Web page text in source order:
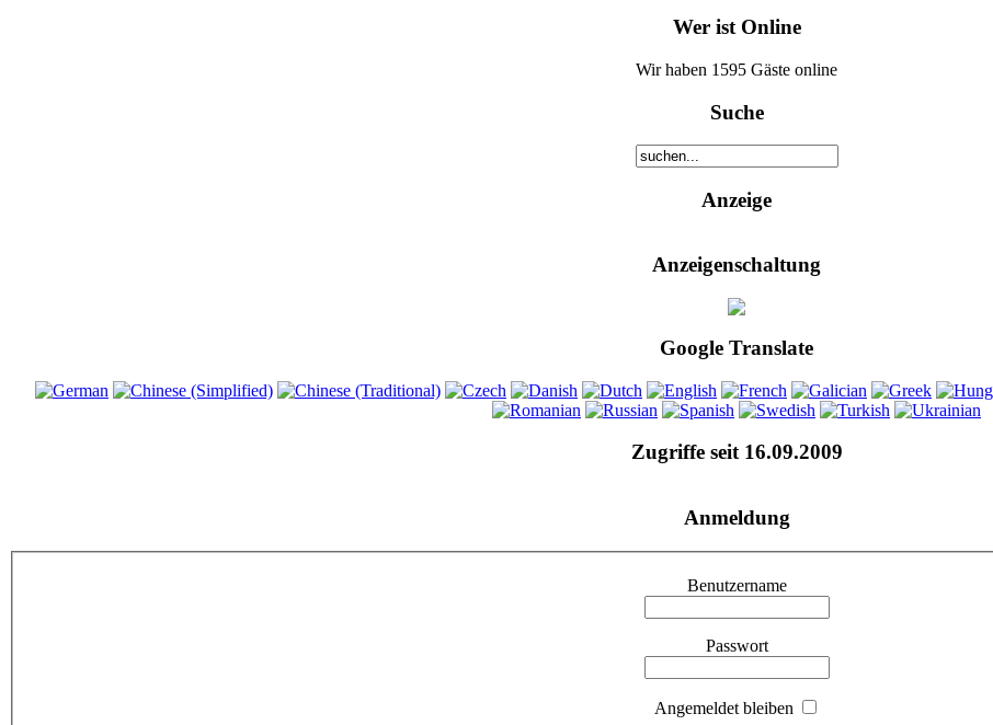
Wer ist Online
Wir haben 1595 Gäste online
Suche
Anzeige
Anzeigenschaltung
Google Translate
Zugriffe seit 16.09.2009
Anmeldung
Benutzername
Passwort
Angemeldet bleiben